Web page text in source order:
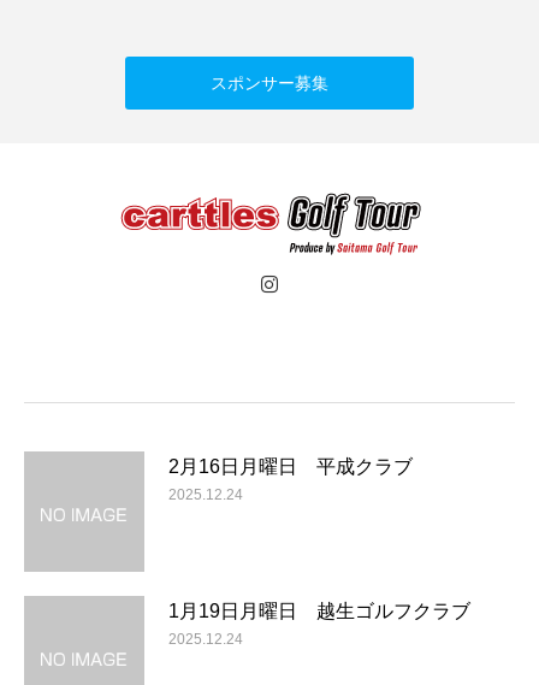
スポンサー募集
2月16日月曜日 平成クラブ
2025.12.24
1月19日月曜日 越生ゴルフクラブ
2025.12.24